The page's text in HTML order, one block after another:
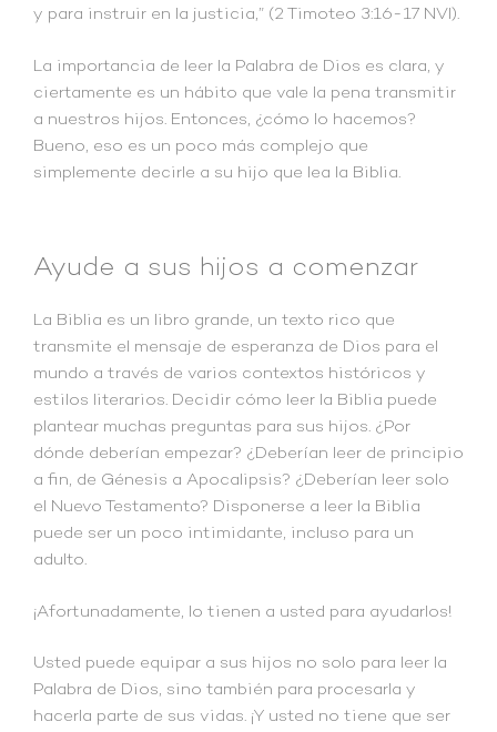
y para instruir en la justicia,” (2 Timoteo 3:16-17 NVI).
La importancia de leer la Palabra de Dios es clara, y
ciertamente es un hábito que vale la pena transmitir
a nuestros hijos. Entonces, ¿cómo lo hacemos?
Bueno, eso es un poco más complejo que
simplemente decirle a su hijo que lea la Biblia.
Ayude a sus hijos a comenzar
La Biblia es un libro grande, un texto rico que
transmite el mensaje de esperanza de Dios para el
mundo a través de varios contextos históricos y
estilos literarios. Decidir cómo leer la Biblia puede
plantear muchas preguntas para sus hijos. ¿Por
dónde deberían empezar? ¿Deberían leer de principio
a fin, de Génesis a Apocalipsis? ¿Deberían leer solo
el Nuevo Testamento? Disponerse a leer la Biblia
puede ser un poco intimidante, incluso para un
adulto.
¡Afortunadamente, lo tienen a usted para ayudarlos!
Usted puede equipar a sus hijos no solo para leer la
Palabra de Dios, sino también para procesarla y
hacerla parte de sus vidas. ¡Y usted no tiene que ser